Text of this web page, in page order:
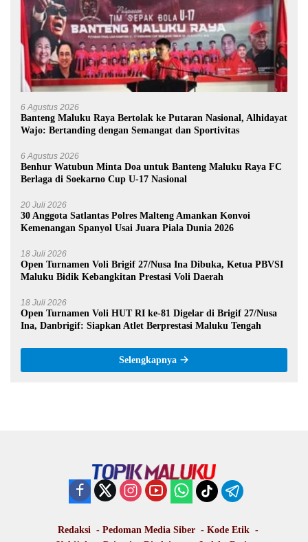
6 Agustus 2026
Banteng Maluku Raya Bertolak ke Putaran Nasional, Alhidayat
Wajo: Bertanding dengan Semangat dan Sportivitas
6 Agustus 2026
Benhur Watubun Minta Doa untuk Banteng Maluku Raya FC
Berlaga di Soekarno Cup U-17 Nasional
20 Juli 2026
30 Anggota Satlantas Polres Malteng Amankan Konvoi
Kemenangan Spanyol Usai Juara Piala Dunia 2026
18 Juli 2026
Open Turnamen Voli Brigif 27/Nusa Ina Dibuka, Ketua PBVSI
Maluku Bidik Kebangkitan Prestasi Voli Daerah
18 Juli 2026
Open Turnamen Voli HUT RI ke-81 Digelar di Brigif 27/Nusa
Ina, Danbrigif: Siapkan Atlet Berprestasi Maluku Tengah
Selengkapnya
Redaksi Pedoman Media Siber
Kode Etik